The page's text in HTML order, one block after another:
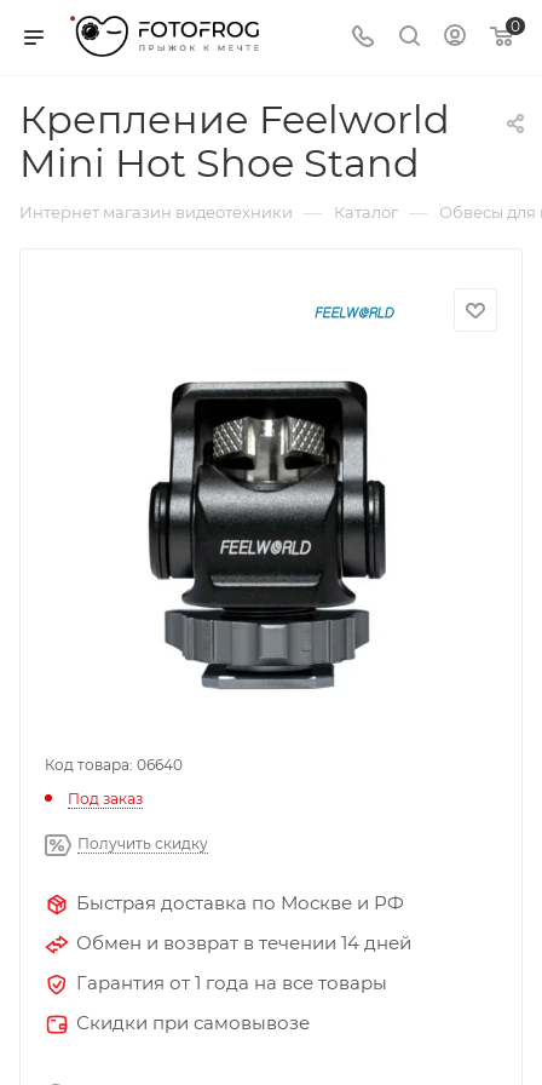
0
Крепление Feelworld
Mini Hot Shoe Stand
Интернет магазин видеотехники — Каталог — Обвесы для
Код товара: 06640
Под заказ
Получить скидку
Быстрая доставка по Москве и РФ
Обмен и возврат в течении 14 дней
Гарантия от 1 года на все товары
Скидки при самовывозе